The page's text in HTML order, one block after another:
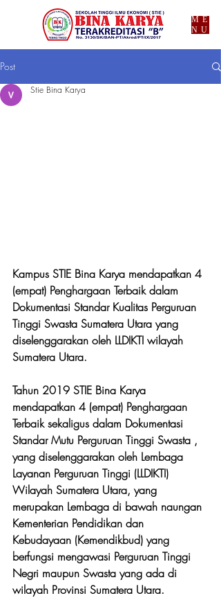
ME
NU
Post
Stie Bina Karya
Kampus STIE Bina Karya mendapatkan 4
(empat) Penghargaan Terbaik dalam
Dokumentasi Standar Kualitas Perguruan
Tinggi Swasta Sumatera Utara yang
diselenggarakan oleh LLDIKTI wilayah
Sumatera Utara.
Tahun 2019 STIE Bina Karya
mendapatkan 4 (empat) Penghargaan
Terbaik sekaligus dalam Dokumentasi
Standar Mutu Perguruan Tinggi Swasta ,
yang diselenggarakan oleh Lembaga
Layanan Perguruan Tinggi (LLDIKTI)
Wilayah Sumatera Utara, yang
merupakan Lembaga di bawah naungan
Kementerian Pendidikan dan
Kebudayaan (Kemendikbud) yang
berfungsi mengawasi Perguruan Tinggi
Negri maupun Swasta yang ada di
wilayah Provinsi Sumatera Utara.